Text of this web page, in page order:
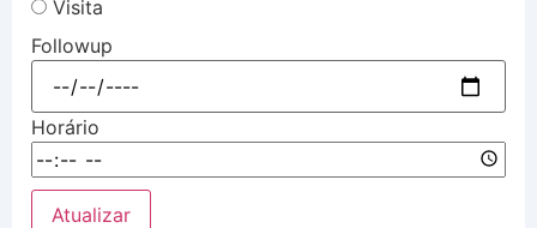
Visita
Followup
Horário
Atualizar